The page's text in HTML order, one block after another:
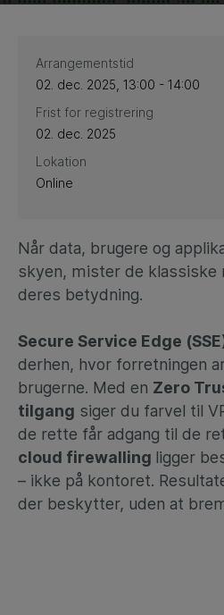
Når data, brugere og
skyen, mister de
deres betydning.
Secure Service Edge
derhen, hvor forretningen
brugerne. Med en Zero
tilgang siger du farvel til
de rette får adgang til de
cloud firewalling ligger
– ikke på kontoret.
der beskytter, uden at
Arrangementstid
02. dec. 2025, 13:00 - 14:00
Frist for registrering
02. dec. 2025
Lokation
Online